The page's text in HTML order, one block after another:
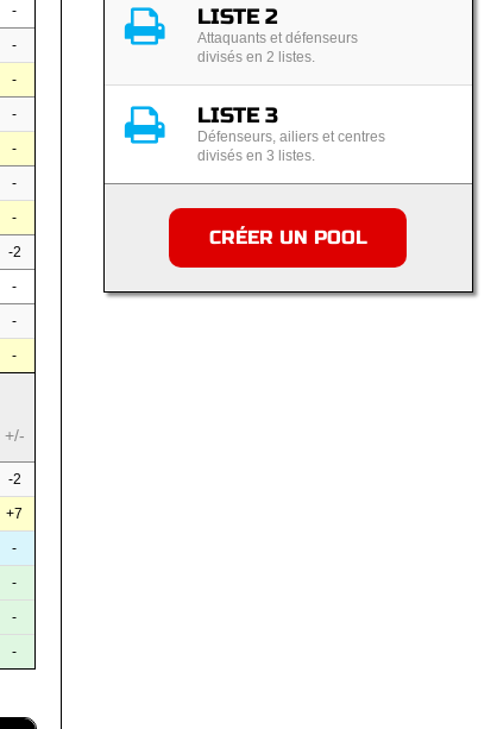
-
-
-
-
-
-
-
-2
-
-
-
+/-
-2
+7
-
-
-
-
LISTE 2
Attaquants et défenseurs
divisés en 2 listes.
LISTE 3
Défenseurs, ailiers et centres
divisés en 3 listes.
CRÉER UN POOL